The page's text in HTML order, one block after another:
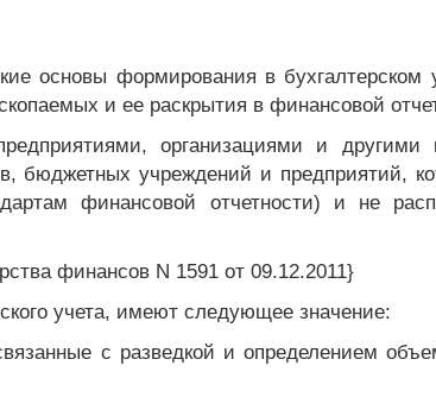
основы формирования в
и ее раскрытия в финансовой
организациями и
бюджетных учреждений и предприятий,
финансовой отчетности) и не
финансов N 1591 от 09.12.2011}
учета, имеют следующее значение:
с разведкой и определением